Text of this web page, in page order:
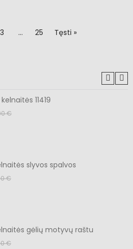
3 … 25 Tęsti »
kelnaitės 11419
€
slyvos spalvos
€
gėlių motyvų raštu
€